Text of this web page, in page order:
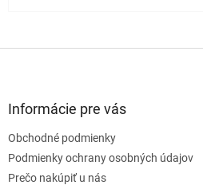
Informácie pre vás
Obchodné podmienky
Podmienky ochrany osobných údajov
Prečo nakúpiť u nás